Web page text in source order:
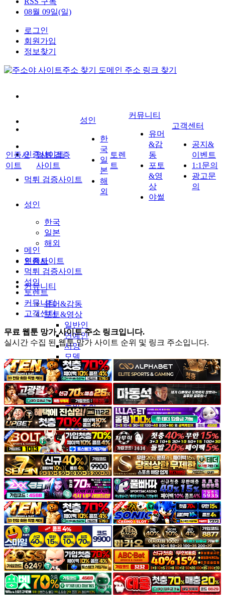
08월 09일(일)
로그인
회원가입
정보찾기
인증사이트
먹튀 검증사이트
성인
한국
일본
해외
토렌트
커뮤니티
유머&감동
포토&영상
일반인
연예인
서양
모델
그라비아
코스프레
BJ
품번
후방주의
움짤
스포츠
기타
야썰
고객센터
공지&이벤트
공지
1:1문의
광고문의
인증사
이트
먹튀 검증
사이트
성인
한
국
일
본
해
외
토렌
트
커뮤니티
유머
&감
동
포토
&영
상
야썰
고객센터
공지&
이벤트
1:1문의
광고문
의
메인
인증사이트
먹튀 검증사이트
성인
토렌트
커뮤니티
고객센터
무료 웹툰 망가 사이트 주소 링크입니다.
실시간 수집 된 웹툰 망가 사이트 순위 및 링크 주소입니다.